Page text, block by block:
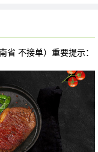
省 不接单）重要提示：